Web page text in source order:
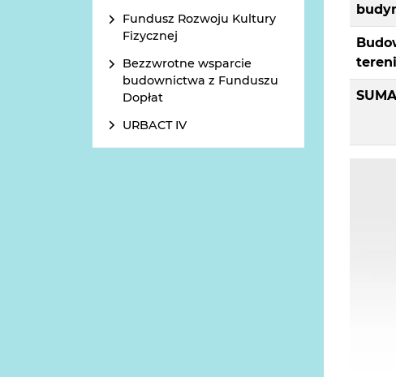
Fundusz Rozwoju Kultury
Fizycznej
Bezzwrotne wsparcie
budownictwa z Funduszu
Dopłat
URBACT IV
SUMA